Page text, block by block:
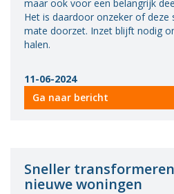
Vacatures
Vereniging
BWT
Contact
maar ook voor een belangrijk
Het is daardoor onzeker of deze
mate doorzet. Inzet blijft nodig
halen.
11-06-2024
Ga naar bericht
Sneller
nieuwe woningen